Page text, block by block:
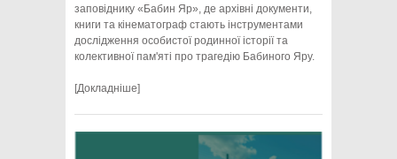
заповіднику «Бабин Яр», де архівні документи,
книги та кінематограф стають інструментами
дослідження особистої родинної історії та
колективної пам'яті про трагедію Бабиного Яру.
[Докладніше]